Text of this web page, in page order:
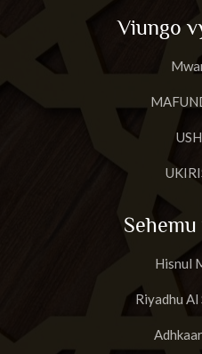
Viungo
Hisnul
Riyadhu Al